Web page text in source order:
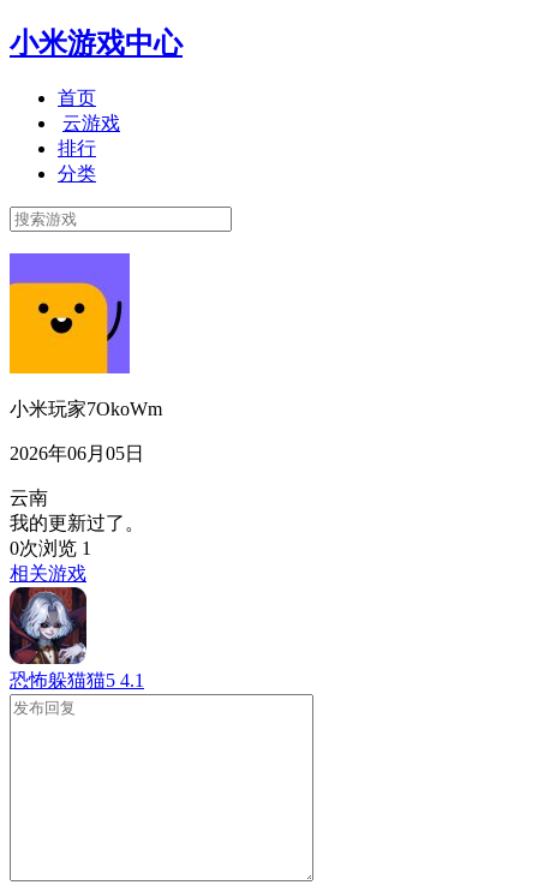
小米游戏中心
首页
云游戏
排行
分类
小米玩家7OkoWm
2026年06月05日
云南
我的更新过了。
0次浏览 1
相关游戏
恐怖躲猫猫5 4.1